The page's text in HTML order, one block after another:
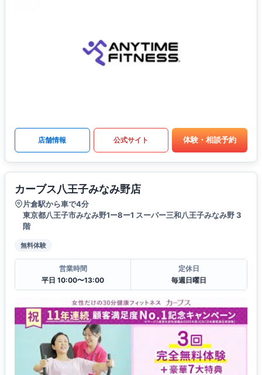
店舗情報 公式サイト 体験・相談予約
カーブス八王子みなみ野店
片倉駅から車で4分
東京都八王子市みなみ野1ー8ー1 スーパー三和八王子みなみ野 3
階
無料体験
営業時間
平日 10:00〜13:00
定休日
毎週日曜日